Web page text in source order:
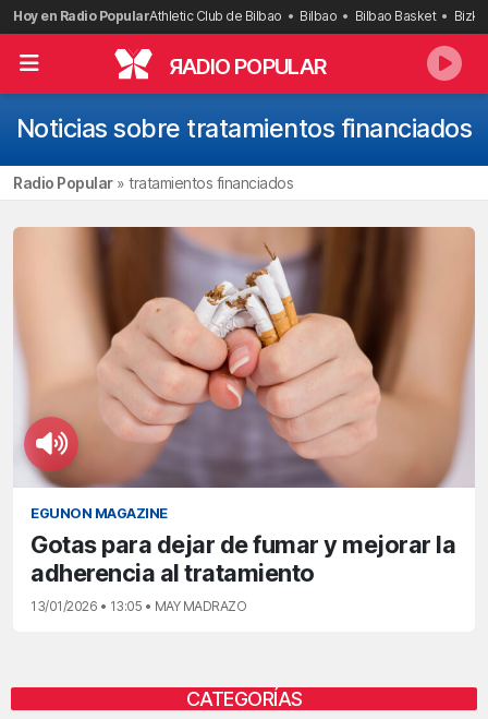
Saltar
al
contenido
Hoy en Radio PopularAthletic Club de Bilbao Bilbao Bilbao Basket
RADIO POPULAR
Noticias sobre tratamientos financiados
Radio Popular» tratamientos financiados
EGUNON MAGAZINE
Gotas para dejar de fumar y mejorar la
adherencia al tratamiento
13/01/2026 • 13:05 • MAY MADRAZO
CATEGORÍAS